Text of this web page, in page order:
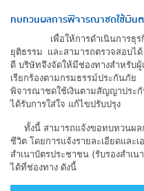
ทบทวนผลการพิจารณาชดใช้เงิ
เพื่อให้การดำเนินการธุรกิจ
ยุติธรรม และสามารถตรวจสอบไ
ดี บริษัทจึงจัดให้มีช่องทางสำหรับ
เรียกร้องตามกรมธรรม์ประกั
พิจารณาชดใช้เงินตามสัญญาประ
ได้รับการใส่ใจ แก้ไขปรับปรุง
ทั้งนี้ สามารถแจ้งขอทบทวนผล
ชีวิต โดยการแจ้งรายละเอียดและ
สำเนาบัตรประชาชน (รับรองสำเ
ได้ที่ช่องทาง ดังนี้​